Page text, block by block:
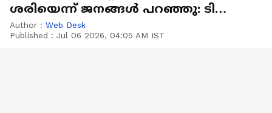
ശരിയെന്ന് ജനങ്ങൾ പറഞ്ഞു: ടി
കെ ഗോവിന്ദൻ
Author : Web Desk
Published : Jul 06 2026, 04:05 AM IST